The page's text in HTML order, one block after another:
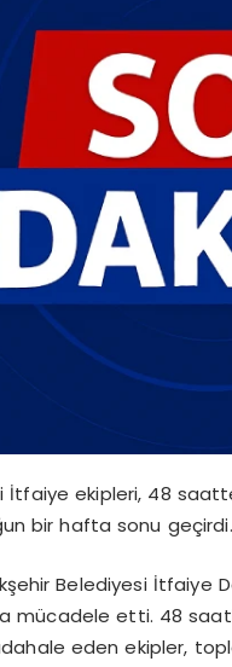
İtfaiye ekipleri, 48
bir hafta sonu geçirdi.
Belediyesi İtfaiye
mücadele etti. 48
eden ekipler,